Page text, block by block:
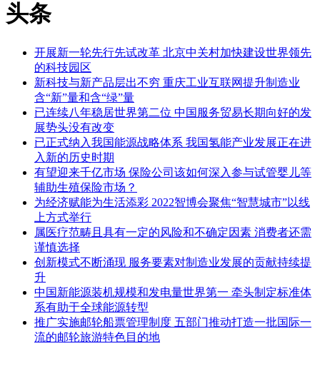
头条
开展新一轮先行先试改革 北京中关村加快建设世界领先
的科技园区
新科技与新产品层出不穷 重庆工业互联网提升制造业
含“新”量和含“绿”量
已连续八年稳居世界第二位 中国服务贸易长期向好的发
展势头没有改变
已正式纳入我国能源战略体系 我国氢能产业发展正在进
入新的历史时期
有望迎来千亿市场 保险公司该如何深入参与试管婴儿等
辅助生殖保险市场？
为经济赋能为生活添彩 2022智博会聚焦“智慧城市”以线
上方式举行
属医疗范畴且具有一定的风险和不确定因素 消费者还需
谨慎选择
创新模式不断涌现 服务要素对制造业发展的贡献持续提
升
中国新能源装机规模和发电量世界第一 牵头制定标准体
系有助于全球能源转型
推广实施邮轮船票管理制度 五部门推动打造一批国际一
流的邮轮旅游特色目的地